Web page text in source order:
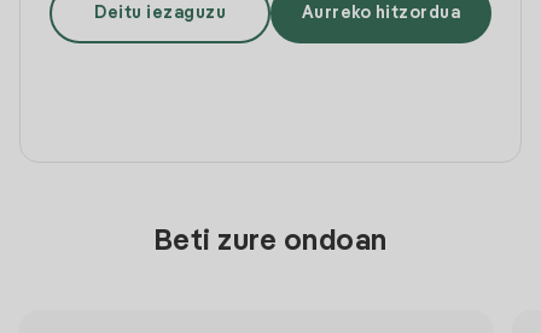
Deitu iezaguzu Aurreko hitzordua
Beti zure ondoan